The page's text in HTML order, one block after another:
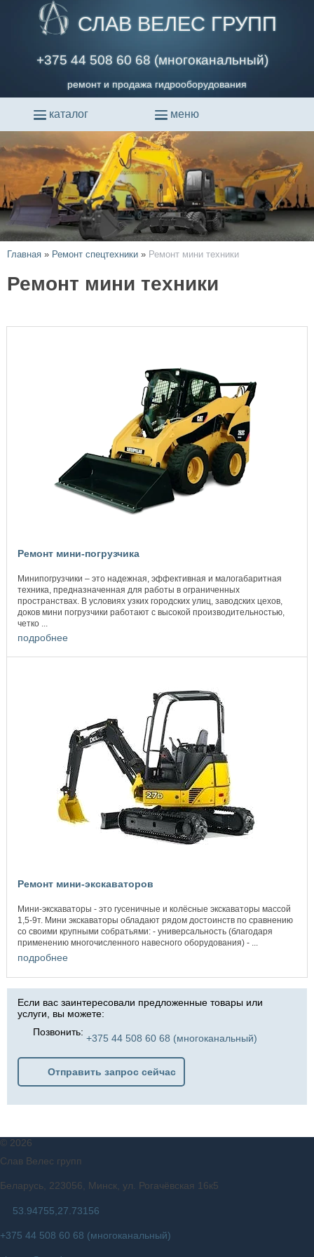
+375 44 508 60 68 (многоканальный)
СЛАВ ВЕЛЕС ГРУПП
ремонт и продажа гидрооборудования
каталог меню
Главная » Ремонт спецтехники » Ремонт мини техники
Ремонт мини техники
Ремонт мини-погрузчика
Минипогрузчики – это надежная, эффективная и малогабаритная
техника, предназначенная для работы в ограниченных
пространствах. В условиях узких городских улиц, заводских цехов,
доков мини погрузчики работают с высокой производительностью,
четко ...
подробнее
Ремонт мини-экскаваторов
Мини-экскаваторы - это гусеничные и колёсные экскаваторы массой
1,5-9т. Мини экскаваторы обладают рядом достоинств по сравнению
со своими крупными собратьями: - универсальность (благодаря
применению многочисленного навесного оборудования) - ...
подробнее
Если вас заинтересовали предложенные товары или
услуги, вы можете:
Позвонить:
+375 44 508 60 68 (многоканальный)
Отправить запрос сейчас
© 2026
Слав Велес групп
Беларусь, 223056, Минск, ул. Рогачёвская 16к5
53.94755,27.73156
+375 44 508 60 68 (многоканальный)